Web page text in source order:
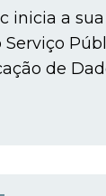
inicia a
Serviço
de